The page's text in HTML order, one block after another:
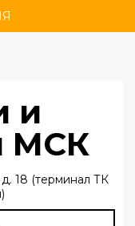
18 (терминал ТК